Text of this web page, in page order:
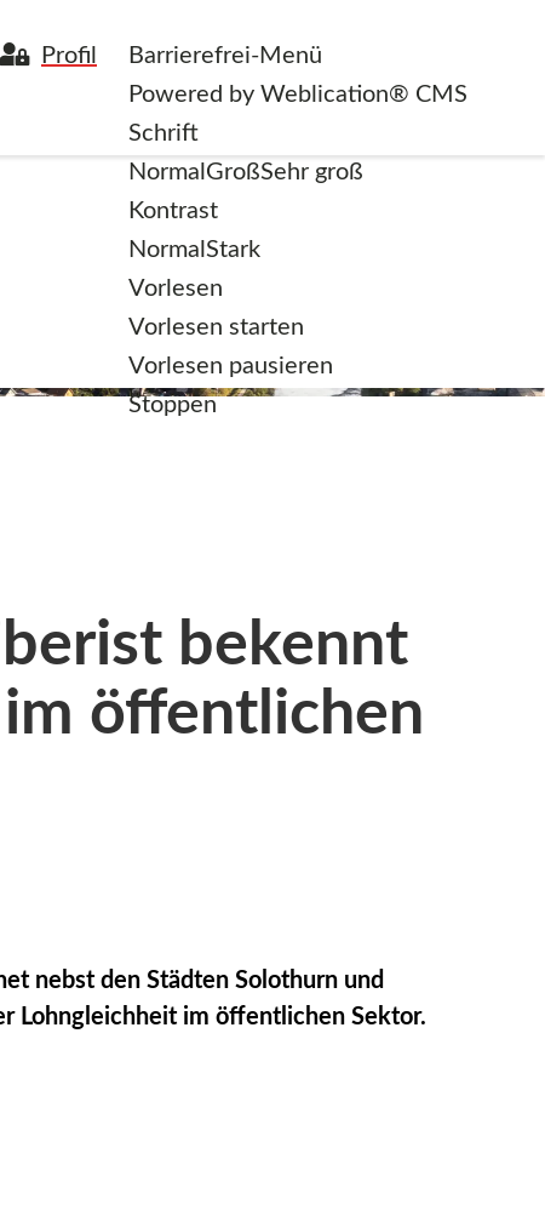
Barrierefrei-Menü
Powered by Weblication® CMS
Schrift
Normal GroßSehr groß
Kontrast
Normal Stark
Vorlesen
Vorlesen starten
Vorlesen pausieren
Stoppen
Profil
bekennt
öffentlichen
nebst den Städten Solothurn und
Lohngleichheit im öffentlichen Sektor.